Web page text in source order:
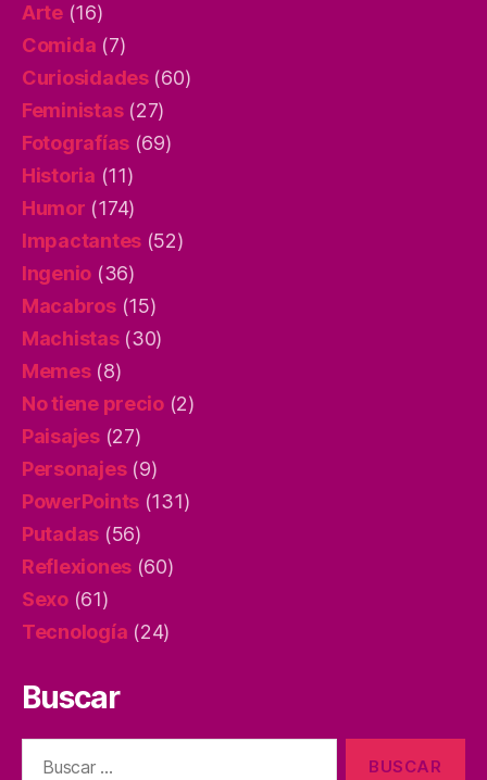
Arte(16)
Comida (7)
Curiosidades(60)
Feministas(27)
Fotografías (69)
Historia (11)
Humor (174)
Impactantes (52)
Ingenio (36)
Macabros(15)
Machistas(30)
Memes(8)
No tiene precio(2)
Paisajes(27)
Personajes(9)
PowerPoints (131)
Putadas (56)
Reflexiones (60)
Sexo(61)
Tecnología (24)
Buscar